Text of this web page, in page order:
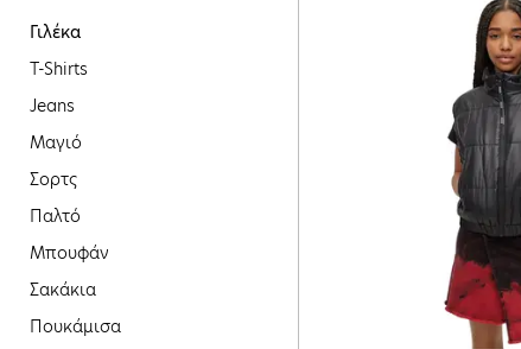
Γιλέκα
T-Shirts
Jeans
Μαγιό
Σορτς
Παλτό
Μπουφάν
Σακάκια
Πουκάμισα